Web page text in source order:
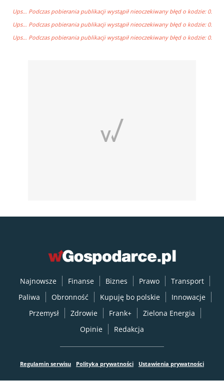
Ups… Podczas pobierania publikacji wystąpił nieoczekiwany błęd o kodzie: 0.
Ups… Podczas pobierania publikacji wystąpił nieoczekiwany błęd o kodzie: 0.
Ups… Podczas pobierania publikacji wystąpił nieoczekiwany błęd o kodzie: 0.
Najnowsze Finanse Biznes Prawo
Transport
Paliwa
Obronność Kupuję bo polskie
Innowacje
Przemysł
Zdrowie Frank+
Zielona Energia
Opinie
Redakcja
Regulamin serwisu Polityka prywatności Ustawienia prywatności